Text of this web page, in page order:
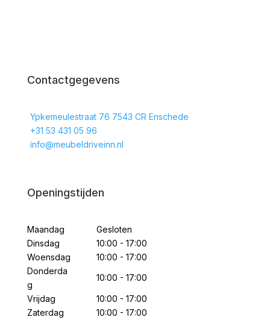
Contactgegevens
Ypkemeulestraat 76 7543 CR Enschede
+31 53 431 05 96
info@meubeldriveinn.nl
Openingstijden
Maandag
Gesloten
Dinsdag
10:00 - 17:00
Woensdag
10:00 - 17:00
Donderda
g
10:00 - 17:00
Vrijdag
10:00 - 17:00
Zaterdag
10:00 - 17:00